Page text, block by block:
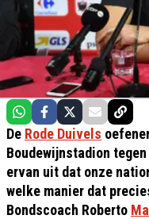
De Rode Duivels
Boudewijnstadion
ervan uit dat onze
welke manier dat
Bondscoach Roberto